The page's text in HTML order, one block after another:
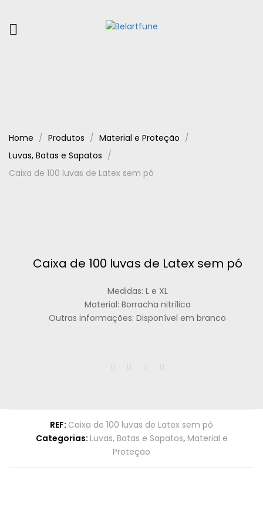
Home Produtos
Material e Proteção
Luvas, Batas e Sapatos
Caixa de 100 luvas de Latex sem pó
Caixa de 100 luvas de Latex sem pó
Medidas: L e XL
Material: Borracha nitrílica
Outras informações: Disponível em branco
REF: Caixa de 100 luvas de Latex sem pó
Categorias: Luvas, Batas e Sapatos, Material e
Proteção